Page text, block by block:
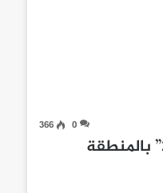
0
366
افتتاح معرض “سيريدو 2026” بالمنطقة